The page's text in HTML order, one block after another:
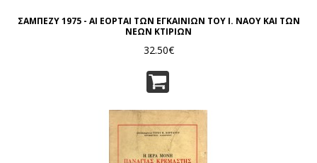
ΣΑΜΠΕΖΥ 1975 - ΑΙ ΕΟΡΤΑΙ ΤΩΝ ΕΓΚΑΙΝΙΩΝ ΤΟΥ Ι. ΝΑΟΥ ΚΑΙ ΤΩΝ
ΝΕΩΝ ΚΤΙΡΙΩΝ
32.50€